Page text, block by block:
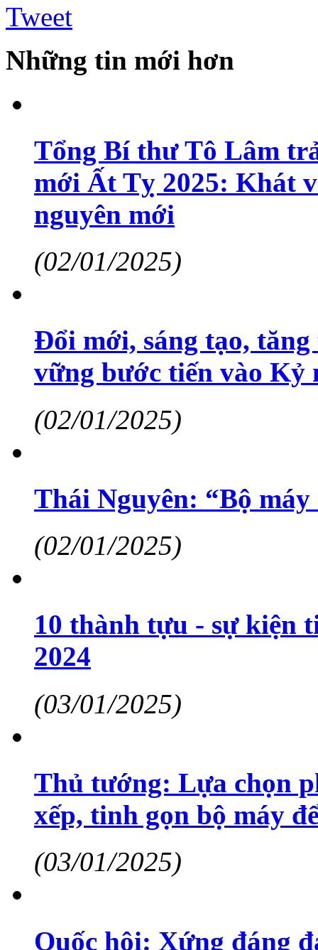
Tweet
Những tin mới hơn
Tổng Bí thư Tô Lâm
mới Ất Tỵ 2025: Khát
nguyên mới
(02/01/2025)
Đổi mới, sáng tạo,
vững bước tiến vào Kỷ
(02/01/2025)
Thái Nguyên: “Bộ máy
(02/01/2025)
10 thành tựu - sự kiện
2024
(03/01/2025)
Thủ tướng: Lựa chọn
xếp, tinh gọn bộ máy
(03/01/2025)
Quốc hội: Xứng đáng